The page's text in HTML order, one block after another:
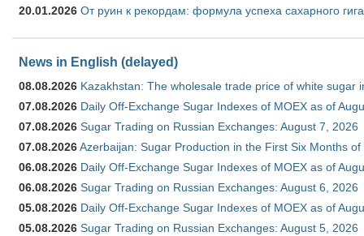
20.01.2026 От руин к рекордам: формула успеха сахарного
News in English (delayed)
08.08.2026 Kazakhstan: The wholesale trade price of white sugar
07.08.2026 Daily Off-Exchange Sugar Indexes of MOEX as of
07.08.2026 Sugar Trading on Russian Exchanges: August 7, 2026
07.08.2026Azerbaijan: Sugar Production in the First Six Months of
06.08.2026 Daily Off-Exchange Sugar Indexes of MOEX as of
06.08.2026 Sugar Trading on Russian Exchanges: August 6, 2026
05.08.2026 Daily Off-Exchange Sugar Indexes of MOEX as of
05.08.2026 Sugar Trading on Russian Exchanges: August 5, 2026